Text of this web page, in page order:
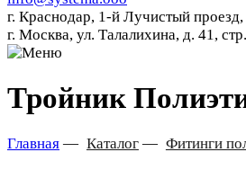
г. Краснодар, 1-й Лучистый проезд,
г. Москва, ул. Талалихина, д. 41,
Тройник
Главная — Каталог— Фитинги